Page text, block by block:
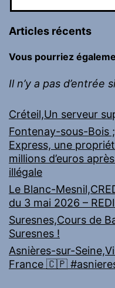
Articles récents
Vous pourriez
Il n’y a pas d’entrée
Créteil,Un serveur
Fontenay-sous-Bois
Express, une
millions d’euros
illégale
Le Blanc-
du 3 mai 2026 –
Suresnes,Cours de
Suresnes !
Asnières-sur-
France 🇨🇵